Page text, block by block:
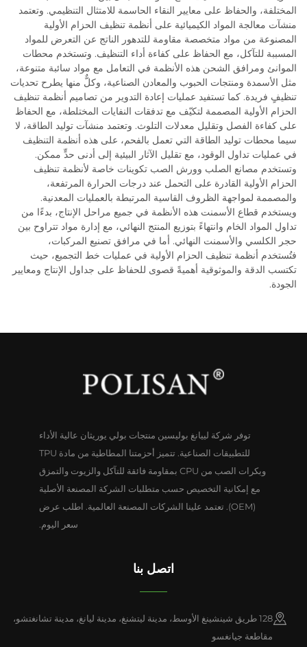
المختلفة، والحفاظ على معايير النقاء الحاسمة للامتثال التنظيمي. وتعتمد
منشآت معالجة المواد الكيميائية على أنظمة تنظيف الحزام الأولية
المصنوعة من مواد متخصصة مقاومة للتدهور الناتج عن التعرض للمواد
المسببة للتآكل، مع الحفاظ على كفاءة أداء التنظيف. وتستخدم محطات
الموانئ ومرافق الشحن هذه الأنظمة في التعامل مع مواد سائبة متنوعة،
مثل الأسمدة ومنتجات الحبوب والمعادن الصناعية، وكلٌّ منها يطرح تحديات
تنظيفٍ فريدة. كما تستفيد عمليات إعادة التدوير من تصاميم أنظمة تنظيف
الحزام الأولية المصممة لتكيّف مع تدفقات النفايات المختلطة، مع الحفاظ
على كفاءة الفصل وتقليل معدلات التلوث. وتعتمد منشآت توليد الطاقة، لا
سيما محطات توليد الطاقة التي تعمل بالفحم، على هذه أنظمة التنظيف
في عمليات تداول الوقود، مع تقليل الآثار البيئية إلى أدنى حدٍّ ممكن.
وتستخدم مصانع الصلب وورش الصب تكوينات خاصة لأنظمة تنظيف
الحزام الأولية القادرة على التحمل عند درجات الحرارة المرتفعة،
والمصممة لمواجهة الظروف القاسية المرتبطة بالعمليات المعدنية.
ويستخدم قطاع الأسمنت هذه الأنظمة في جميع مراحل الإنتاج، بدءًا من
تداول المواد الخام وانتهاءً بتوزيع المنتج النهائي، مع إدارة مواد تتراوح بين
حجر الكلسي والأسمنت النهائي. أما في مرافق تصنيع المركبات،
فتُستخدم أنظمة تنظيف الحزام الأولية في عمليات خط التجميع، حيث
تكتسب الدقة والموثوقية أهميةً قصوى للحفاظ على جداول الإنتاج ومعايير
الجودة.
توفر شركة لييانغ بوليسين منتجات بولي يوريثان عالية الأداء
للتطبيقات الصناعية. تتميز أحزمتنا المطاطية من مادة TPU
وبكرات الصب من CPU بمقاومة فائقة للتآكل والزيوت والتمزق
مع إمكانية التخصيص حسب متطلبات الشركة المصنعة الأصلية
(OEM). تعتمد علينا الشركات المصنعة العالمية. اطلب عرض
سعر اليوم.
اتصل بنا
128 طريق شينشينغ الأوسط، مدينة ليتشنغ، مدينة ليانغ، مدينة تشانغتشو،
مقاطعة جيانغسو